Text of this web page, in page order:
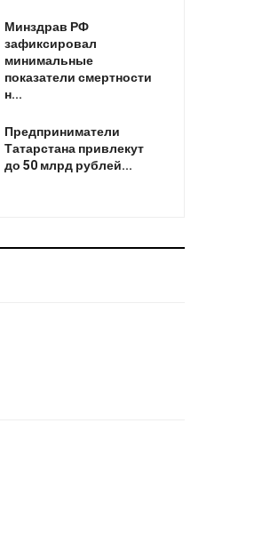
Минздрав РФ
зафиксировал
минимальные
показатели смертности
н...
Предприниматели
Татарстана привлекут
до 50 млрд рублей...